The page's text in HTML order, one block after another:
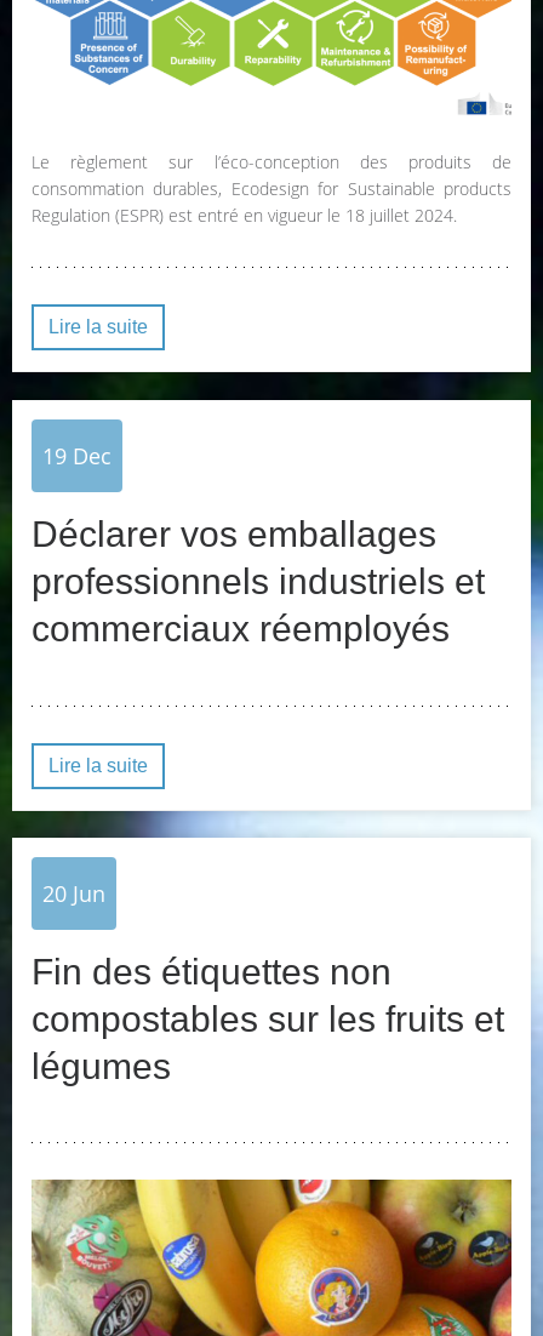
Le règlement sur l’éco-conception des produits de
consommation durables, Ecodesign for Sustainable products
Regulation (ESPR) est entré en vigueur le 18 juillet 2024.
Lire la suite
19 Dec
Déclarer vos emballages
professionnels industriels et
commerciaux réemployés
Lire la suite
20 Jun
Fin des étiquettes non
compostables sur les fruits et
légumes